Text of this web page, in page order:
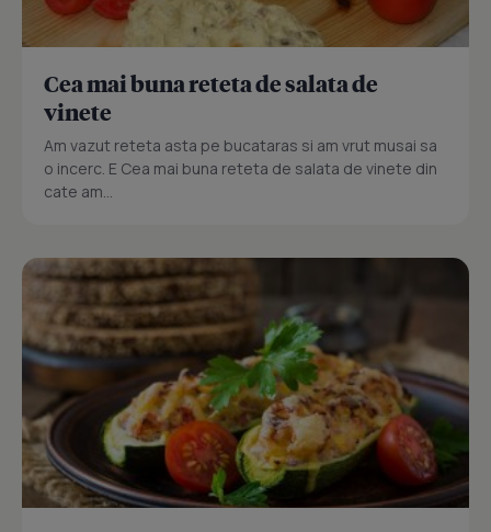
Cea mai buna reteta de salata de
vinete
Am vazut reteta asta pe bucataras si am vrut musai sa
o incerc. E Cea mai buna reteta de salata de vinete din
cate am...